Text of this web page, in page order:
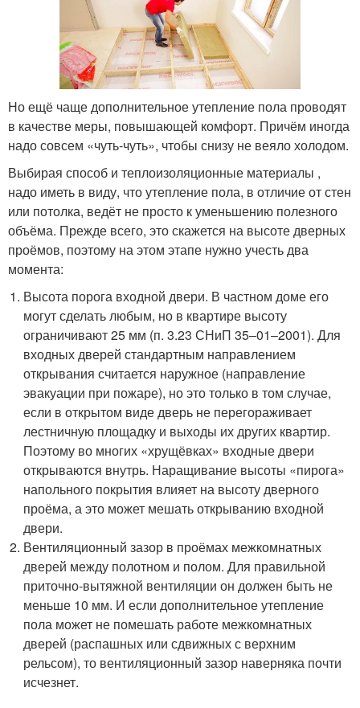
Но ещё чаще дополнительное утепление пола проводят
в качестве меры, повышающей комфорт. Причём иногда
надо совсем «чуть-чуть», чтобы снизу не веяло холодом.
Выбирая способ и теплоизоляционные материалы ,
надо иметь в виду, что утепление пола, в отличие от стен
или потолка, ведёт не просто к уменьшению полезного
объёма. Прежде всего, это скажется на высоте дверных
проёмов, поэтому на этом этапе нужно учесть два
момента:
Высота порога входной двери. В частном доме его
могут сделать любым, но в квартире высоту
ограничивают 25 мм (п. 3.23 СНиП 35–01–2001). Для
входных дверей стандартным направлением
открывания считается наружное (направление
эвакуации при пожаре), но это только в том случае,
если в открытом виде дверь не перегораживает
лестничную площадку и выходы их других квартир.
Поэтому во многих «хрущёвках» входные двери
открываются внутрь. Наращивание высоты «пирога»
напольного покрытия влияет на высоту дверного
проёма, а это может мешать открыванию входной
двери.
Вентиляционный зазор в проёмах межкомнатных
дверей между полотном и полом. Для правильной
приточно-вытяжной вентиляции он должен быть не
меньше 10 мм. И если дополнительное утепление
пола может не помешать работе межкомнатных
дверей (распашных или сдвижных с верхним
рельсом), то вентиляционный зазор наверняка почти
исчезнет.